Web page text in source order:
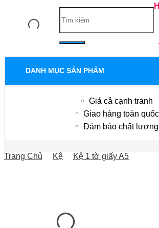
DANH MỤC SẢN PHẨM
Giá cả cạnh tranh
Giao hàng toàn quốc
Đảm bảo chất lượng
Trang Chủ Kệ Kệ 1 tờ giấy A5